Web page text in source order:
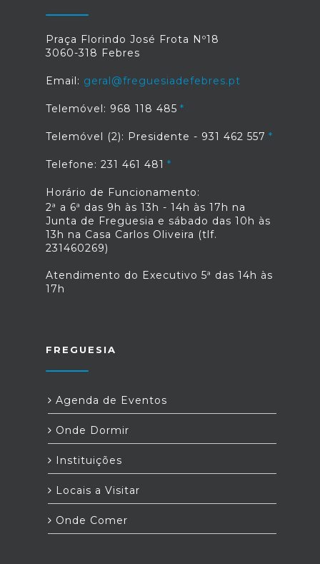
Praça Florindo José Frota Nº18
3060-318 Febres
Email: geral@freguesiadefebres.pt
Telemóvel: 968 118 485
Telemóvel (2): Presidente - 931 462 557
Telefone: 231 461 481
Horário de Funcionamento:
2ª a 6ª das 9h às 13h - 14h às 17h na
Junta de Freguesia e sábado das 10h às
13h na Casa Carlos Oliveira (tlf.
231460269)
Atendimento do Executivo 5ª das 14h às
17h
FREGUESIA
Agenda de Eventos
Onde Dormir
Instituições
Locais a Visitar
Onde Comer